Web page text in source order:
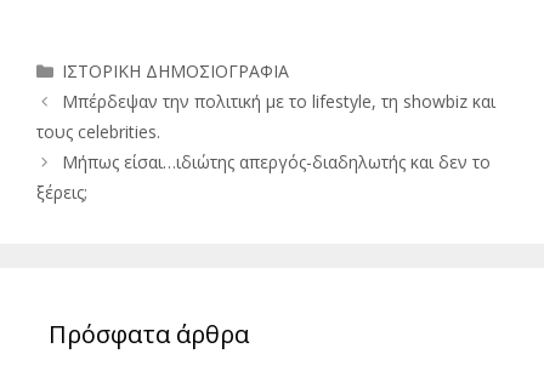
Κατηγορίες
ΙΣΤΟΡΙΚΗ ΔΗΜΟΣΙΟΓΡΑΦΙΑ
Μπέρδεψαν την πολιτική με το lifestyle, τη showbiz και
τους celebrities.
Μήπως είσαι…ιδιώτης απεργός-διαδηλωτής και δεν το
ξέρεις;
Πρόσφατα άρθρα